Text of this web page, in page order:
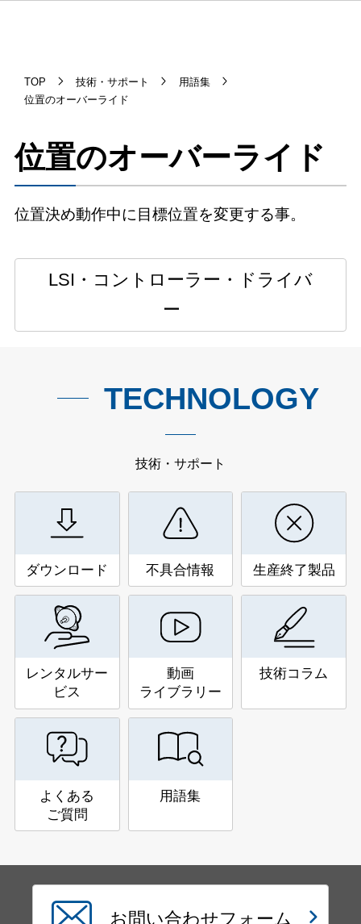
TOP 技術・サポート
用語集
位置のオーバーライド
位置のオーバーライド
位置決め動作中に目標位置を変更する事。
LSI・コントローラー・ドライバ
ー
TECHNOLOGY
技術・サポート
ダウンロード 不具合情報 生産終了製品
レンタルサー
ビス
動画
ライブラリー
技術コラム
よくある
ご質問
用語集
お問い合わせフォーム